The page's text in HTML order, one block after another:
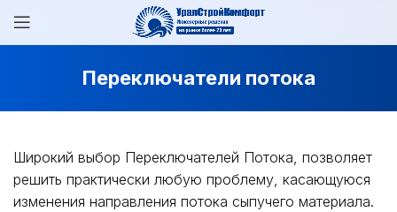
Переключатели потока
Широкий выбор Переключателей Потока, позволяет
решить практически любую проблему, касающуюся
изменения направления потока сыпучего материала.